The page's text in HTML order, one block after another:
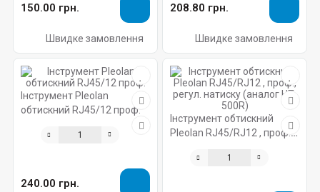
150.00 грн.
Швидке замовлення
208.80 грн.
Швидке замовлення
Інструмент Pleolan
обтискний RJ45/12 проф.
240.00 грн.
Інструмент обтискний
Pleolan RJ45/RJ12 , проф.,
500R)